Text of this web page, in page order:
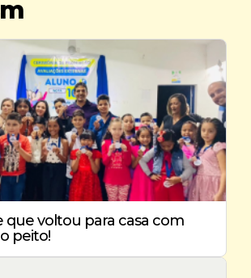
que voltou para casa com
peito!